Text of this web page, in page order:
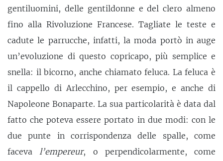
gentiluomini, delle gentildonne e del clero almeno
fino alla Rivoluzione Francese. Tagliate le teste e
cadute le parrucche, infatti, la moda portò in auge
un’evoluzione di questo copricapo, più semplice e
snella: il bicorno, anche chiamato feluca. La feluca è
il cappello di Arlecchino, per esempio, e anche di
Napoleone Bonaparte. La sua particolarità è data dal
fatto che poteva essere portato in due modi: con le
due punte in corrispondenza delle spalle, come
faceval’empereur, o perpendicolarmente, come